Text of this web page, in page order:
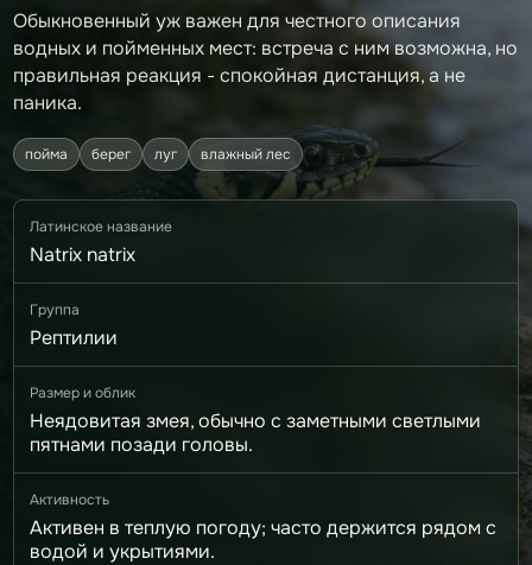
Обыкновенный уж важен для честного описания
водных и пойменных мест: встреча с ним возможна, но
правильная реакция - спокойная дистанция, а не
паника.
пойма берег луг влажный лес
Латинское название
Natrix natrix
Группа
Рептилии
Размер и облик
Неядовитая змея, обычно с заметными светлыми
пятнами позади головы.
Активность
Активен в теплую погоду; часто держится рядом с
водой и укрытиями.